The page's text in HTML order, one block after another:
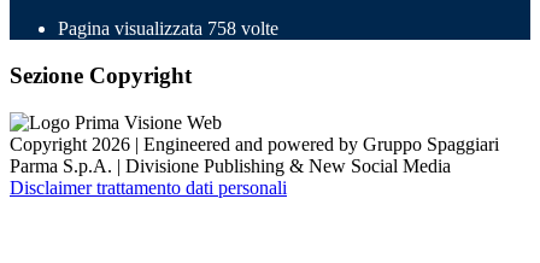
Pagina visualizzata 758 volte
Sezione Copyright
Copyright 2026 | Engineered and powered by Gruppo Spaggiari
Parma S.p.A. | Divisione Publishing & New Social Media
Disclaimer trattamento dati personali